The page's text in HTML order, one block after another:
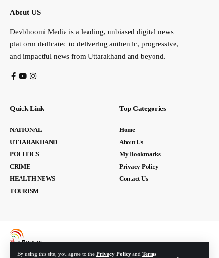
By using this site, you agree to the Privacy Policy and Terms
About US
Devbhoomi Media is a leading, unbiased digital news
platform dedicated to delivering authentic, progressive,
and impactful news from Uttarakhand and beyond.
Quick Link
NATIONAL
UTTARAKHAND
POLITICS
CRIME
HEALTH NEWS
TOURISM
Top Categories
Home
About Us
My Bookmarks
Privacy Policy
Contact Us